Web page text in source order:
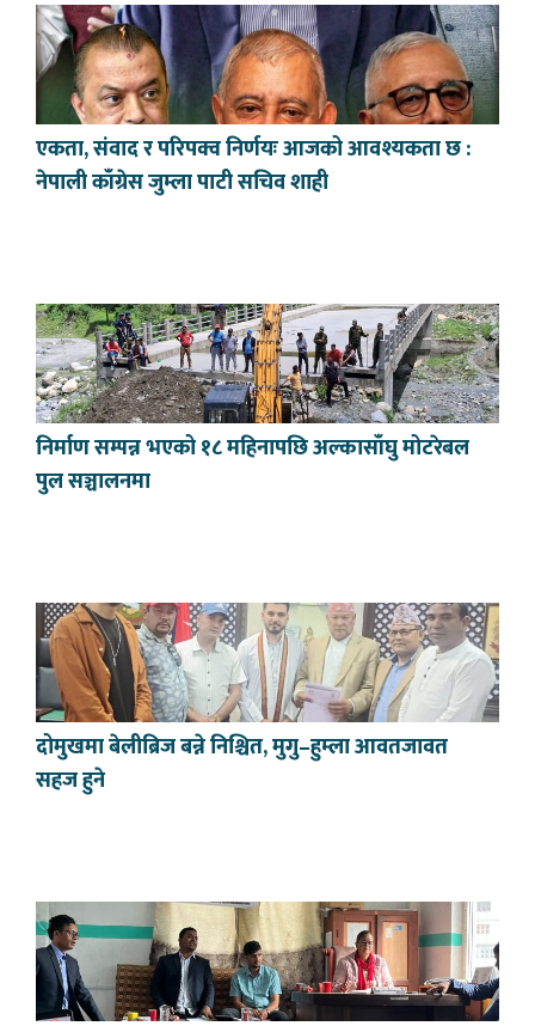
एकता, संवाद र परिपक्व निर्णयः आजको आवश्यकता छ :
नेपाली काँग्रेस जुम्ला पाटी सचिव शाही
निर्माण सम्पन्न भएको १८ महिनापछि अल्कासाँघु मोटरेबल
पुल सञ्चालनमा
दोमुखमा बेलीब्रिज बन्ने निश्चित, मुगु–हुम्ला आवतजावत
सहज हुने